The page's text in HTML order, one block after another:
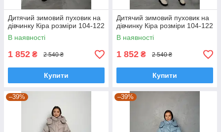
Дитячий зимовий пуховик на
дівчинку Кіра розміри 104-122
В наявності
1 852 ₴ 2 540 ₴
Купити
Дитячий зимовий пуховик на
дівчинку Кіра розміри 104-122
В наявності
1 852 ₴ 2 540 ₴
Купити
–39% –39%